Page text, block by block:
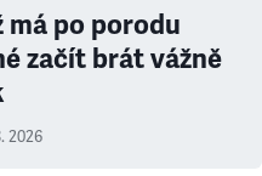
má po porodu
začít brát vážně
2026